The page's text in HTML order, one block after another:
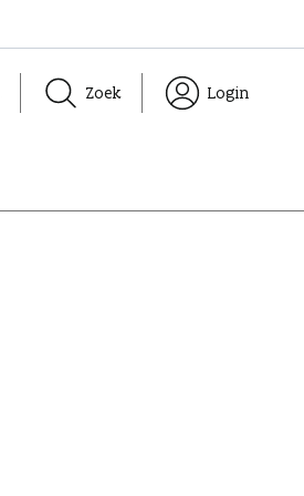
Zoek Login